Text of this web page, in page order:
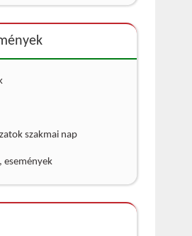
szakmai nap
események